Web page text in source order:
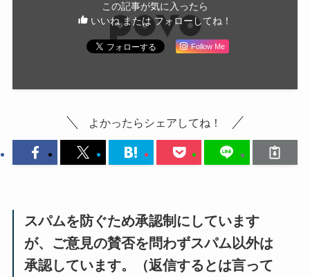
この記事が気に入ったら
いいね または フォローしてね！
Follow Me
よかったらシェアしてね！
スパムを防ぐため承認制にしています
が、ご意見の賛否を問わずスパム以外は
承認しています。（返信するとは言って